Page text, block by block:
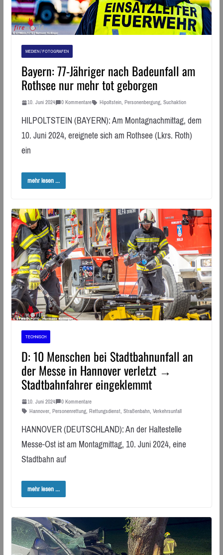
MEDIEN / FOTOGRAFEN
Bayern: 77-Jähriger nach Badeunfall am
Rothsee nur mehr tot geborgen
10. Juni 2024 0 Kommentare Hipoltstein, Personenbergung, Suchaktion
HILPOLTSTEIN (BAYERN): Am Montagnachmittag, dem
10. Juni 2024, ereignete sich am Rothsee (Lkrs. Roth)
ein
mehr lesen ...
TECHNISCH
D: 10 Menschen bei Stadtbahnunfall an
der Messe in Hannover verletzt →
Stadtbahnfahrer eingeklemmt
10. Juni 2024
0 Kommentare
Hannover, Personenrettung, Rettungsdienst, Straßenbahn, Verkehrsunfall
HANNOVER (DEUTSCHLAND): An der Haltestelle
Messe-Ost ist am Montagmittag, 10. Juni 2024, eine
Stadtbahn auf
mehr lesen ...